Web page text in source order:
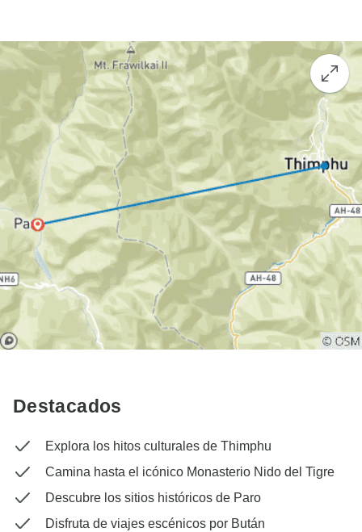
Destacados
Explora los hitos culturales de Thimphu
Camina hasta el icónico Monasterio Nido del Tigre
Descubre los sitios históricos de Paro
Disfruta de viajes escénicos por Bután